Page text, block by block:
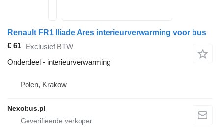
Renault FR1 Iliade Ares interieurverwarming voor bus
€ 61 Exclusief BTW
Onderdeel - interieurverwarming
Polen, Krakow
Nexobus.pl